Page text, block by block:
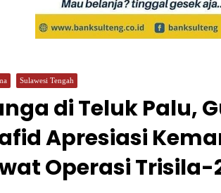
Sulawesi Tengah
di Teluk Palu,
Apresiasi
Operasi Trisila-